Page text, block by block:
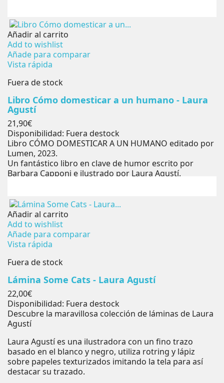
Añadir al carrito
Add to wishlist
Añade para comparar
Vista rápida
Fuera de stock
Libro Cómo domesticar a un humano - Laura
Agustí
Precio
21,90€
Disponibilidad: Fuera destock
Libro CÓMO DOMESTICAR A UN HUMANO editado por
Lumen, 2023.
Un fantástico libro en clave de humor escrito por
Barbara Capponi e ilustrado por Laura Agustí.
Añadir al carrito
Add to wishlist
Añade para comparar
Vista rápida
Fuera de stock
Lámina Some Cats - Laura Agustí
Precio
22,00€
Disponibilidad: Fuera destock
Descubre la maravillosa colección de láminas de Laura
Agustí
Laura Agustí es una ilustradora con un fino trazo
basado en el blanco y negro, utiliza rotring y lápiz
sobre papeles texturizados imitando la tela para así
destacar su trazado.